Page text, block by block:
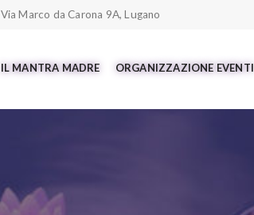
Via Marco da Carona 9A, Lugano
IL MANTRA MADRE ORGANIZZAZIONE EVENTI